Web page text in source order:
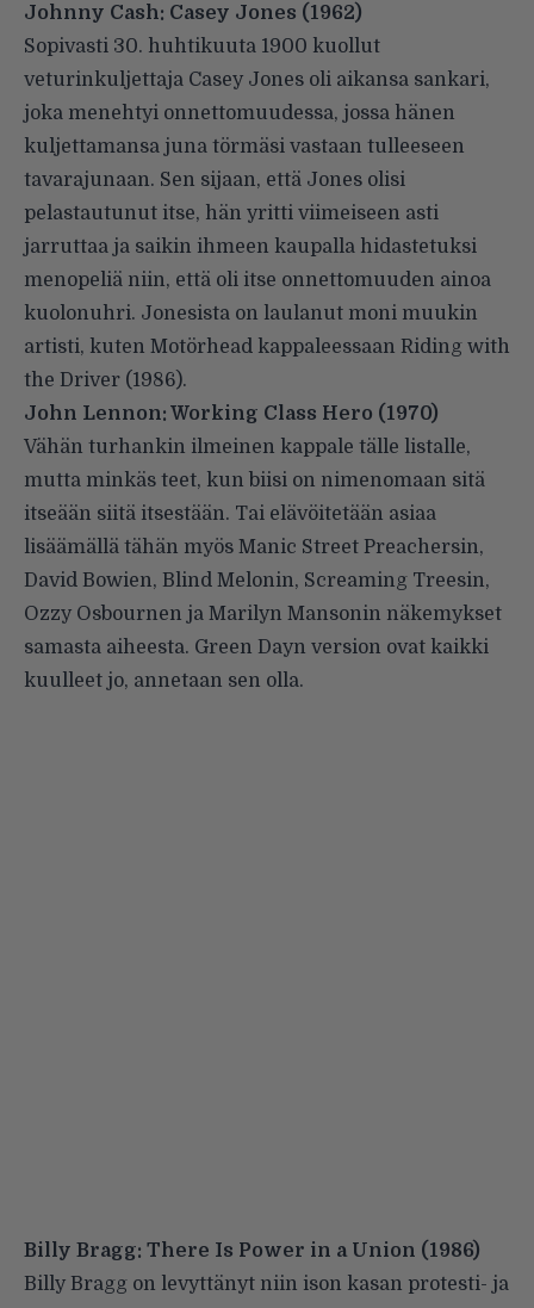
Johnny Cash: Casey Jones (1962)
Sopivasti 30. huhtikuuta 1900 kuollut
veturinkuljettaja Casey Jones oli aikansa sankari,
joka menehtyi onnettomuudessa, jossa hänen
kuljettamansa juna törmäsi vastaan tulleeseen
tavarajunaan. Sen sijaan, että Jones olisi
pelastautunut itse, hän yritti viimeiseen asti
jarruttaa ja saikin ihmeen kaupalla hidastetuksi
menopeliä niin, että oli itse onnettomuuden ainoa
kuolonuhri. Jonesista on laulanut moni muukin
artisti, kuten Motörhead kappaleessaan Riding with
the Driver (1986).
John Lennon: Working Class Hero (1970)
Vähän turhankin ilmeinen kappale tälle listalle,
mutta minkäs teet, kun biisi on nimenomaan sitä
itseään siitä itsestään. Tai elävöitetään asiaa
lisäämällä tähän myös Manic Street Preachersin,
David Bowien, Blind Melonin, Screaming Treesin,
Ozzy Osbournen ja Marilyn Mansonin näkemykset
samasta aiheesta. Green Dayn version ovat kaikki
kuulleet jo, annetaan sen olla.
Billy Bragg: There Is Power in a Union (1986)
Billy Bragg on levyttänyt niin ison kasan protesti- ja